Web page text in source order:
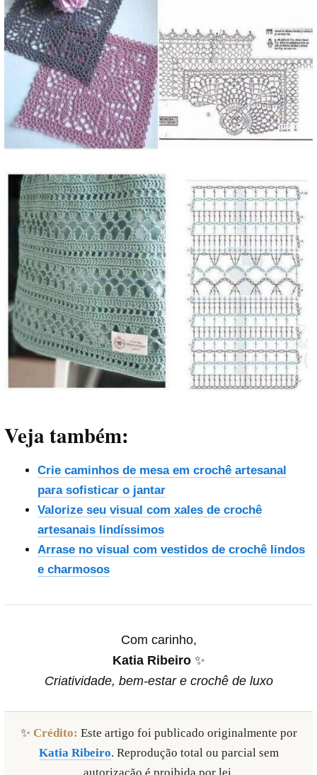
Veja também:
Crie caminhos de mesa em crochê artesanal
para sofisticar o jantar
Valorize seu visual com xales de crochê
artesanais lindíssimos
Arrase no visual com vestidos de crochê lindos
e charmosos
Com carinho,
Katia Ribeiro✨
Criatividade, bem-estar e crochê de luxo
✨ Crédito: Este artigo foi publicado originalmente por
Katia Ribeiro. Reprodução total ou parcial sem